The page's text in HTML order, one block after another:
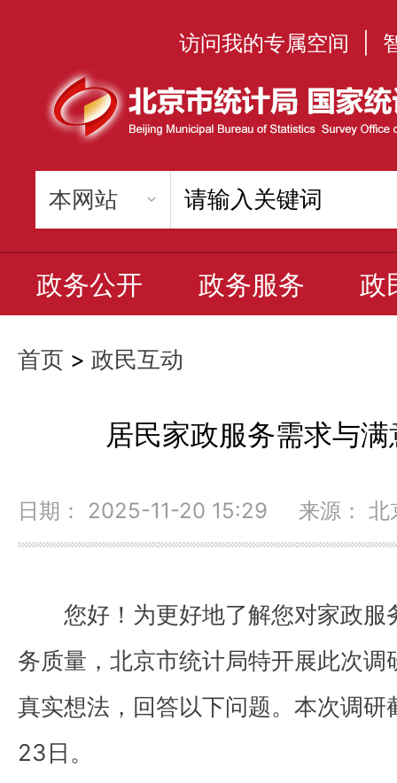
访问我的专属空间
政务公开 政务服务 政
首页 > 政民互动
居民家政服务需求与
日期： 2025-11-20 15:29 来源： 北
您好！为更好地了解您对家政
务质量，北京市统计局特开展此次
真实想法，回答以下问题。本次调
23日。